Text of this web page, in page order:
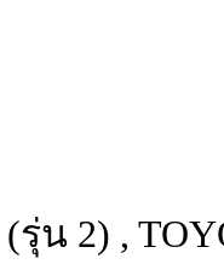
น 2) ,